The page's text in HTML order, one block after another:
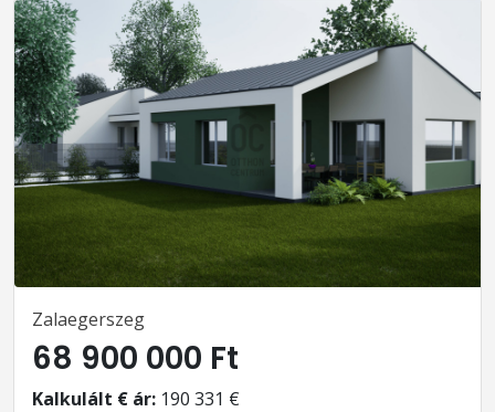
Zalaegerszeg
68 900 000 Ft
Kalkulált € ár: 190 331 €